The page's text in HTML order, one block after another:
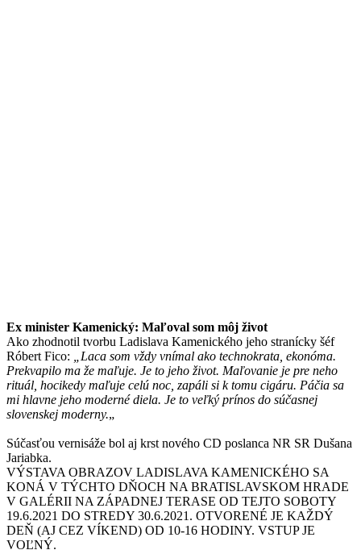
Ex minister Kamenický: Maľoval som môj život
Ako zhodnotil tvorbu Ladislava Kamenického jeho stranícky šéf
Róbert Fico:
„Laca som vždy vnímal ako technokrata, ekonóma.
Prekvapilo ma že maľuje. Je to jeho život. Maľovanie je pre neho
rituál, hocikedy maľuje celú noc, zapáli si k tomu cigáru. Páčia sa
mi hlavne jeho moderné diela. Je to veľký prínos do súčasnej
slovenskej moderny.„
Súčasťou vernisáže bol aj krst nového CD poslanca NR SR Dušana
Jariabka.
VÝSTAVA OBRAZOV LADISLAVA KAMENICKÉHO SA
KONÁ V TÝCHTO DŇOCH NA BRATISLAVSKOM HRADE
V GALÉRII NA ZÁPADNEJ TERASE OD TEJTO SOBOTY
19.6.2021 DO STREDY 30.6.2021. OTVORENÉ JE KAŽDÝ
DEŇ (AJ CEZ VÍKEND) OD 10-16 HODINY. VSTUP JE
VOĽNÝ.